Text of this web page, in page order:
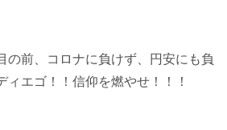
の前、コロナに負けず、円安にも負
ィエゴ！！信仰を燃やせ！！！